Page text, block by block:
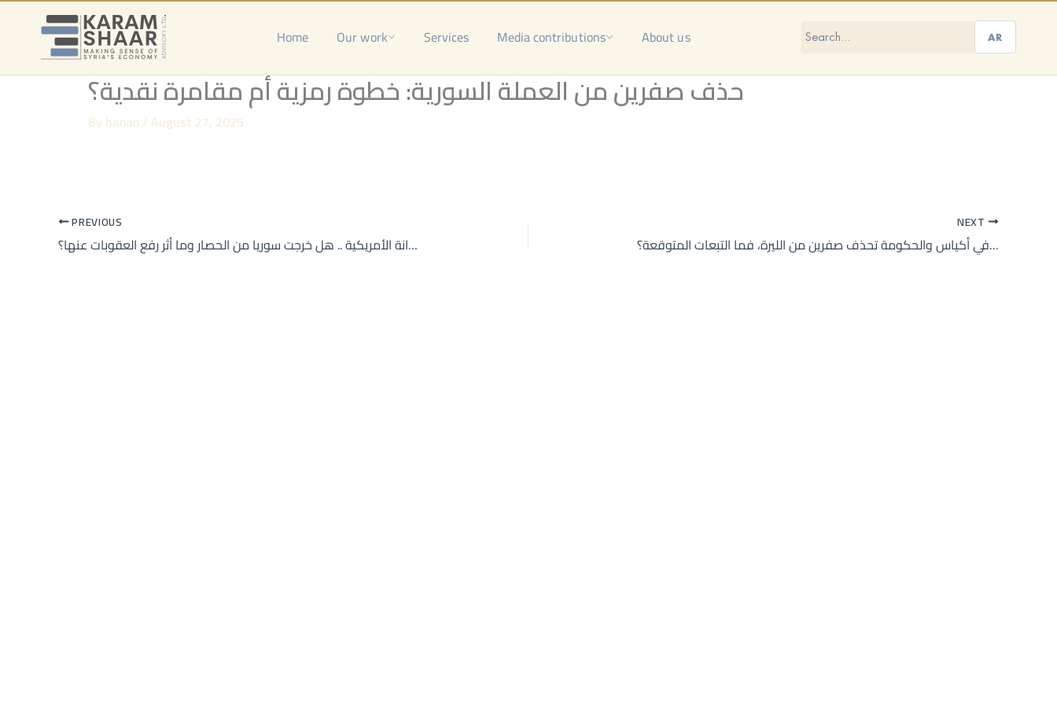
Skip
Home Our work Services Media contributions About us AR
حذف صفرين من العملة السورية: خطوة رمزية أم مقامرة نقدية؟
By hanan / August 27, 2025
PREVIOUS
بعد قرار الخزانة الأمريكية .. هل خرجت سوريا من الحصار وما أثر رفع العقوبات عنها؟
NEXT
سوريون يحملون نقودهم في أكياس والحكومة تحذف صفرين من الليرة، فما التبعات المتوقعة؟